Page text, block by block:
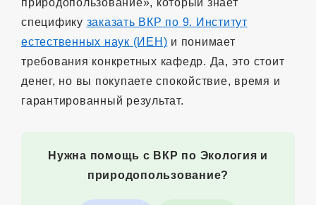
специфику заказать ВКР по 9. Институт
естественных наук (ИЕН) и понимает
требования конкретных кафедр. Да, это стоит
денег, но вы покупаете спокойствие, время и
гарантированный результат.
Нужна помощь с ВКР по Экология и
природопользование?